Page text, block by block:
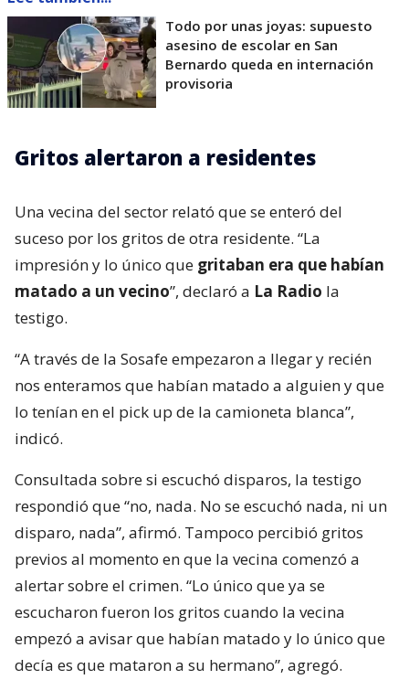
Todo por unas joyas: supuesto
asesino de escolar en San
Bernardo queda en internación
provisoria
Gritos alertaron a residentes
Una vecina del sector relató que se enteró del
suceso por los gritos de otra residente. “La
impresión y lo único que gritaban era que habían
matado a un vecino”, declaró a La Radio la
testigo.
“A través de la Sosafe empezaron a llegar y recién
nos enteramos que habían matado a alguien y que
lo tenían en el pick up de la camioneta blanca”,
indicó.
Consultada sobre si escuchó disparos, la testigo
respondió que “no, nada. No se escuchó nada, ni un
disparo, nada”, afirmó. Tampoco percibió gritos
previos al momento en que la vecina comenzó a
alertar sobre el crimen. “Lo único que ya se
escucharon fueron los gritos cuando la vecina
empezó a avisar que habían matado y lo único que
decía es que mataron a su hermano”, agregó.